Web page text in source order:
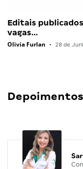
Editais
vagas…
Olivia Furlan • 28 de